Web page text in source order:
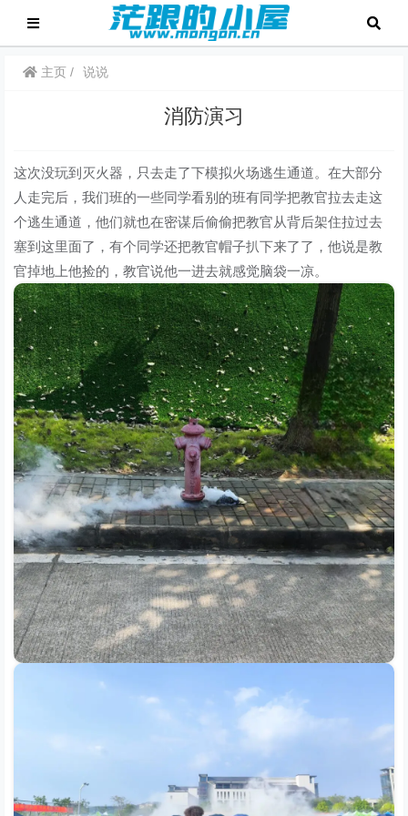
主页 说说
消防演习
这次没玩到灭火器，只去走了下模拟火场逃生通道。在大部分
人走完后，我们班的一些同学看别的班有同学把教官拉去走这
个逃生通道，他们就也在密谋后偷偷把教官从背后架住拉过去
塞到这里面了，有个同学还把教官帽子扒下来了了，他说是教
官掉地上他捡的，教官说他一进去就感觉脑袋一凉。